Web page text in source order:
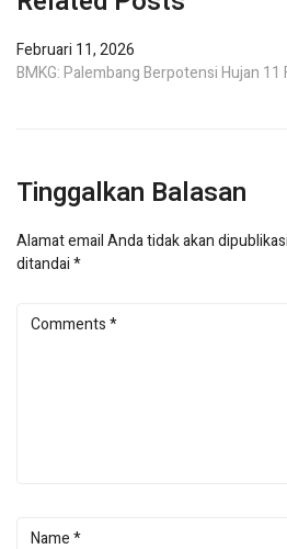
Februari 11, 2026
BMKG: Palembang Berpotensi Hujan 11
Tinggalkan Balasan
Alamat email Anda tidak akan
ditandai*